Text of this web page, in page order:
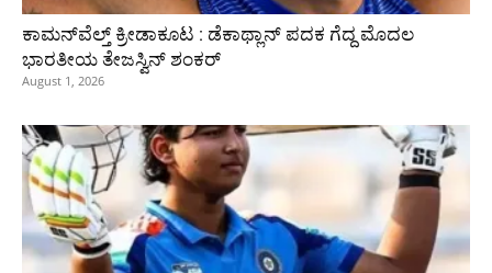
ಕಾಮನ್‌ವೆಲ್ತ್ ಕ್ರೀಡಾಕೂಟ : ಡೆಕಾಥ್ಲಾನ್ ಪದಕ ಗೆದ್ದ ಮೊದಲ
ಭಾರತೀಯ ತೇಜಸ್ವಿನ್ ಶಂಕರ್
August 1, 2026